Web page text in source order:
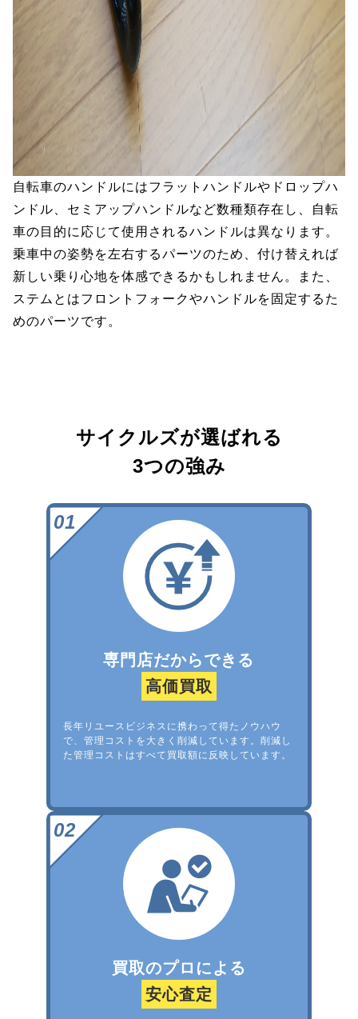
自転車のハンドルにはフラットハンドルやドロップハ
ンドル、セミアップハンドルなど数種類存在し、自転
車の目的に応じて使用されるハンドルは異なります。
乗車中の姿勢を左右するパーツのため、付け替えれば
新しい乗り心地を体感できるかもしれません。また、
ステムとはフロントフォークやハンドルを固定するた
めのパーツです。
サイクルズが選ばれる
3つの強み
専門店だからできる
高価買取
長年リユースビジネスに携わって得たノウハウ
で、管理コストを大きく削減しています。削減し
た管理コストはすべて買取額に反映しています。
買取のプロによる
安心査定